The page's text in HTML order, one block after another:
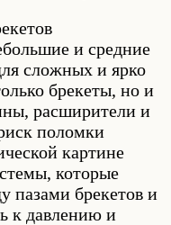
и средние
сложных и ярко
брекеты, но и
расширители и
поломки
картине
которые
пазами брекетов и
к давлению и